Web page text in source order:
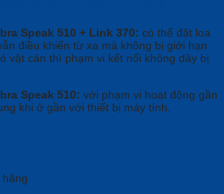
Speak 510 + Link 370: có thể đặt loa
điều khiển từ xa mà không bị giới hạn
vật cản thì phạm vi kết nối không dây bị
Speak 510: với phạm vi hoạt động gần
khi ở gần với thiết bị máy tính.